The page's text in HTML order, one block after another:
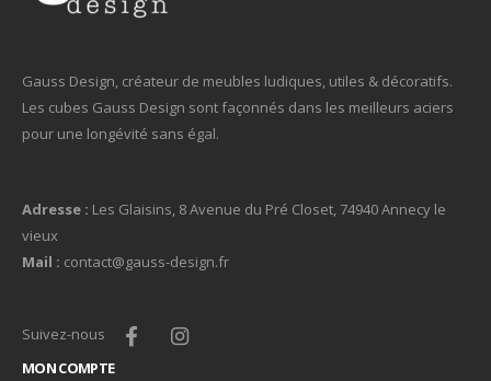
Gauss Design, créateur de meubles ludiques, utiles & décoratifs.
Les cubes Gauss Design sont façonnés dans les meilleurs aciers
pour une longévité sans égal.
Adresse : Les Glaisins, 8 Avenue du Pré Closet, 74940 Annecy le
vieux
Mail : contact@gauss-design.fr
Suivez-nous
MON COMPTE